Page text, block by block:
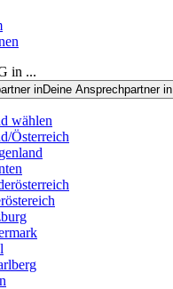
in ...
inDeine Ansprechpartner in
wählen
Österreich